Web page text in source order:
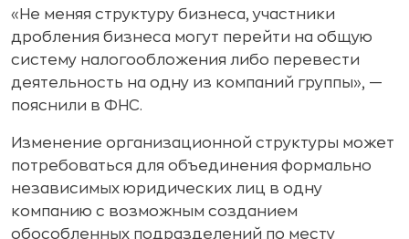
«Не меняя структуру бизнеса, участники
дробления бизнеса могут перейти на общую
систему налогообложения либо перевести
деятельность на одну из компаний группы», —
пояснили в ФНС.
Изменение организационной структуры может
потребоваться для объединения формально
независимых юридических лиц в одну
компанию с возможным созданием
обособленных подразделений по месту